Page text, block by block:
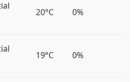
20°C 0%
19°C 0%